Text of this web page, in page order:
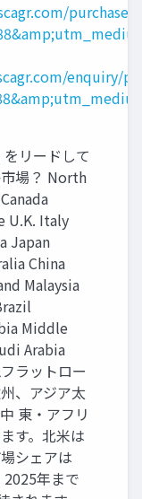
purchase/
enquiry/
リードして
場？ North
U.K. Italy
Japan
China
Malaysia
Middle
Arabia
ラットロー
、アジア太
東・アフリ
す。北米は
シェアは
年まで